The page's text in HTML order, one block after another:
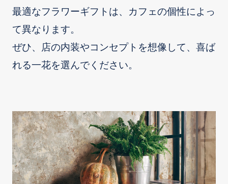
最適なフラワーギフトは、カフェの個性によっ
て異なります。
ぜひ、店の内装やコンセプトを想像して、喜ば
れる一花を選んでください。